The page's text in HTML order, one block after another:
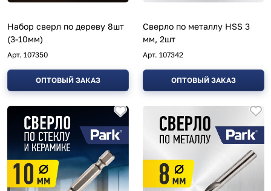
Набор сверл по дереву 8шт
(3-10мм)
Арт. 107350
ОПТОВЫЙ ЗАКАЗ
Сверло по металлу HSS 3
мм, 2шт
Арт. 107342
ОПТОВЫЙ ЗАКАЗ